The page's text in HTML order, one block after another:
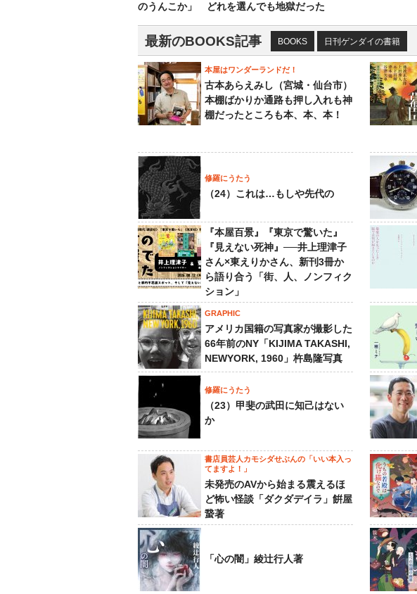
のうんこか」 どれを選んでも地獄だった
最新のBOOKS記事 BOOKS 日刊ゲンダイの書籍
本屋はワンダーランドだ！
古本あらえみし（宮城・仙台市）
本棚ばかりか通路も押し入れも神
棚だったところも本、本、本！
修羅にうたう
（24）これは…もしや先代の
『本屋百景』『東京で驚いた』
『見えない死神』──井上理津子
さん×東えりかさん、新刊3冊か
ら語り合う「街、人、ノンフィク
ション」
GRAPHIC
アメリカ国籍の写真家が撮影した
66年前のNY「KIJIMA TAKASHI,
NEWYORK, 1960」杵島隆写真
修羅にうたう
（23）甲斐の武田に知己はない
か
書店員芸人カモシダせぶんの「いい本入っ
てますよ！」
未発売のAVから始まる震えるほ
ど怖い怪談「ダクダデイラ」餠屋
䖸著
「心の闇」綾辻行人著